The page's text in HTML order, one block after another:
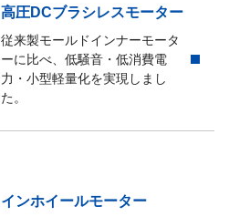
高圧DCブラシレスモーター
従来製モールドインナーモータ
ーに比べ、低騒音・低消費電
力・小型軽量化を実現しまし
た。
インホイールモーター